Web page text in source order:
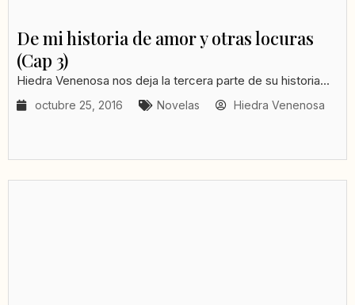
De mi historia de amor y otras locuras
(Cap 3)
Hiedra Venenosa nos deja la tercera parte de su historia...
octubre 25, 2016 Novelas Hiedra Venenosa